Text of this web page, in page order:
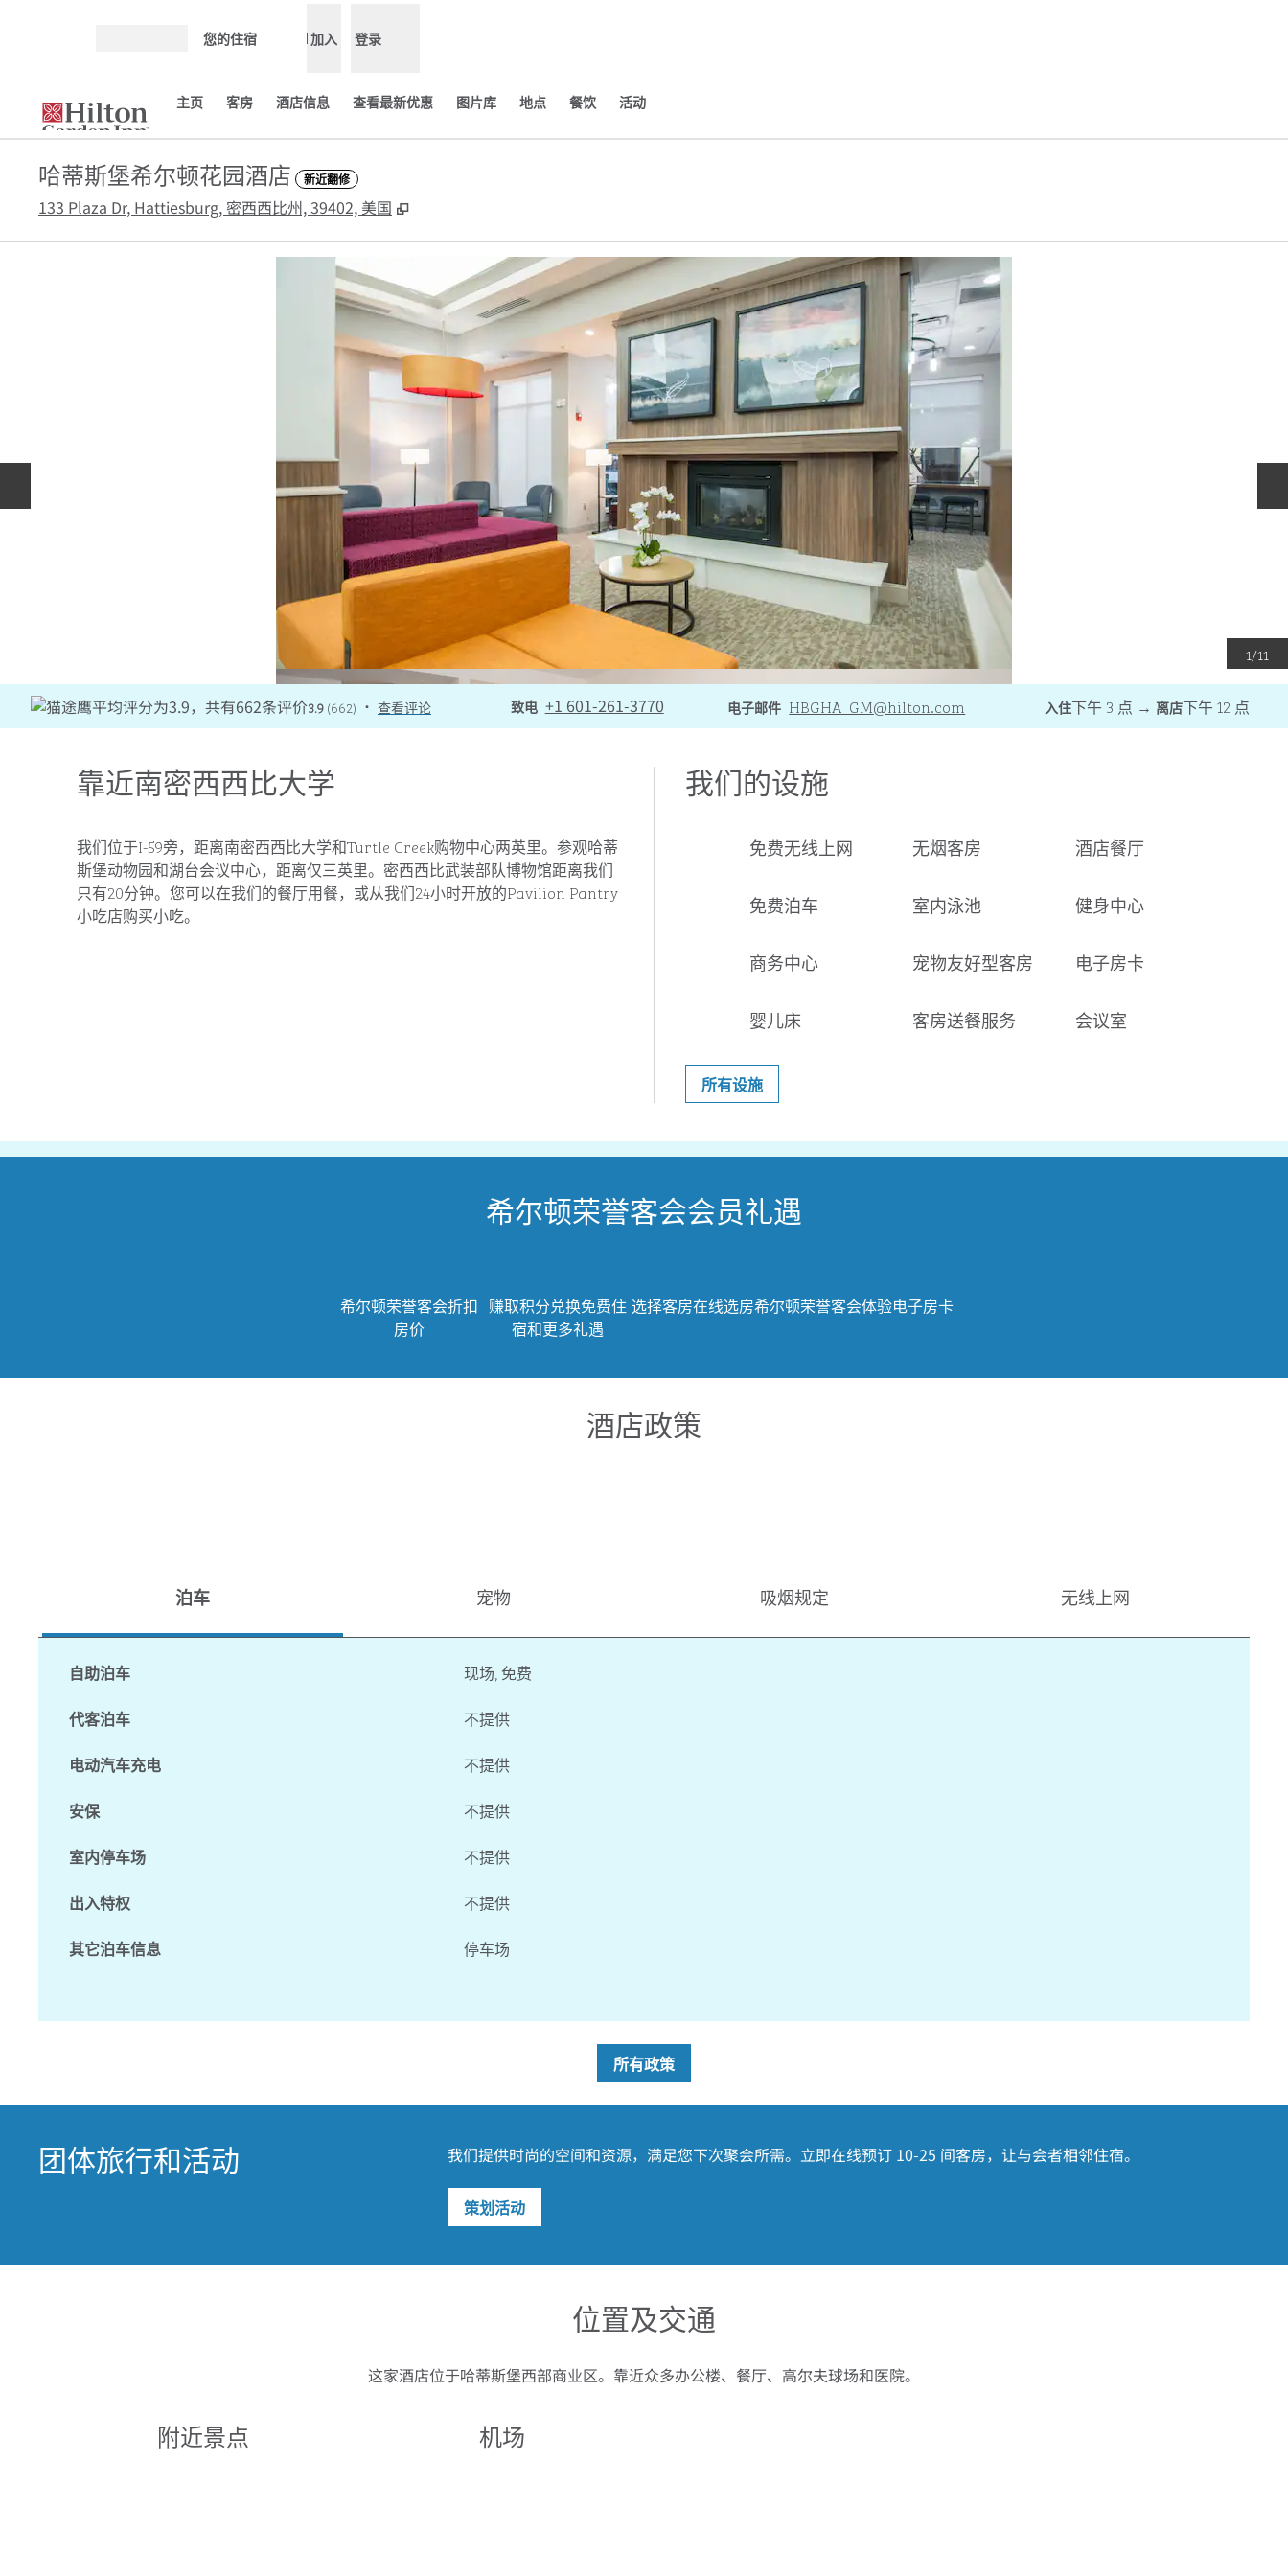
您的住宿 加入 登录
主页 客房 酒店信息 查看最新优惠​ 图片库 地点 餐饮 活动
哈蒂斯堡希尔顿花园酒店 新近翻修
133 Plaza Dr, Hattiesburg, 密西西比州, 39402, 美国 ,
1/11
3.9(662) • 查看评论 致电
拨打电话+1 601-261-3770 电子邮件
发送电子邮件至
HBGHA_GM@hilton.com 入住下午 3 点 → 离店下午 12 点
靠近南密西西比大学
我们位于I-59旁，距离南密西西比大学和Turtle Creek购物中心两英里。参观哈蒂
斯堡动物园和湖台会议中心，距离仅三英里。密西西比武装部队博物馆距离我们
只有20分钟。您可以在我们的餐厅用餐，或从我们24小时开放的Pavilion Pantry
小吃店购买小吃。
我们的设施
免费无线上网 无烟客房 酒店餐厅
免费泊车 室内泳池 健身中心
商务中心 宠物友好型客房 电子房卡
婴儿床 客房送餐服务 会议室
所有设施
希尔顿荣誉客会会员礼遇
希尔顿荣誉客会折扣
房价
赚取积分兑换免费住
宿和更多礼遇
选择客房在线选房希尔顿荣誉客会体验电子房卡
酒店政策
泊车 宠物 吸烟规定 无线上网
自助泊车 现场, 免费
代客泊车
不提供
电动汽车充电
不提供
安保
不提供
室内停车场
不提供
出入特权
不提供
其它泊车信息
停车场
所有政策
团体旅行和活动 我们提供时尚的空间和资源，满足您下次聚会所需。立即在线预订 10-25 间客房，让与会者相邻住宿。
策划活动
位置及交通
这家酒店位于哈蒂斯堡西部商业区。靠近众多办公楼、餐厅、高尔夫球场和医院。
附近景点 机场